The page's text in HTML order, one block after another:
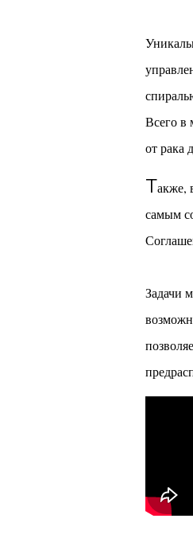
Всего в
от рака
Также,
самым
Задачи